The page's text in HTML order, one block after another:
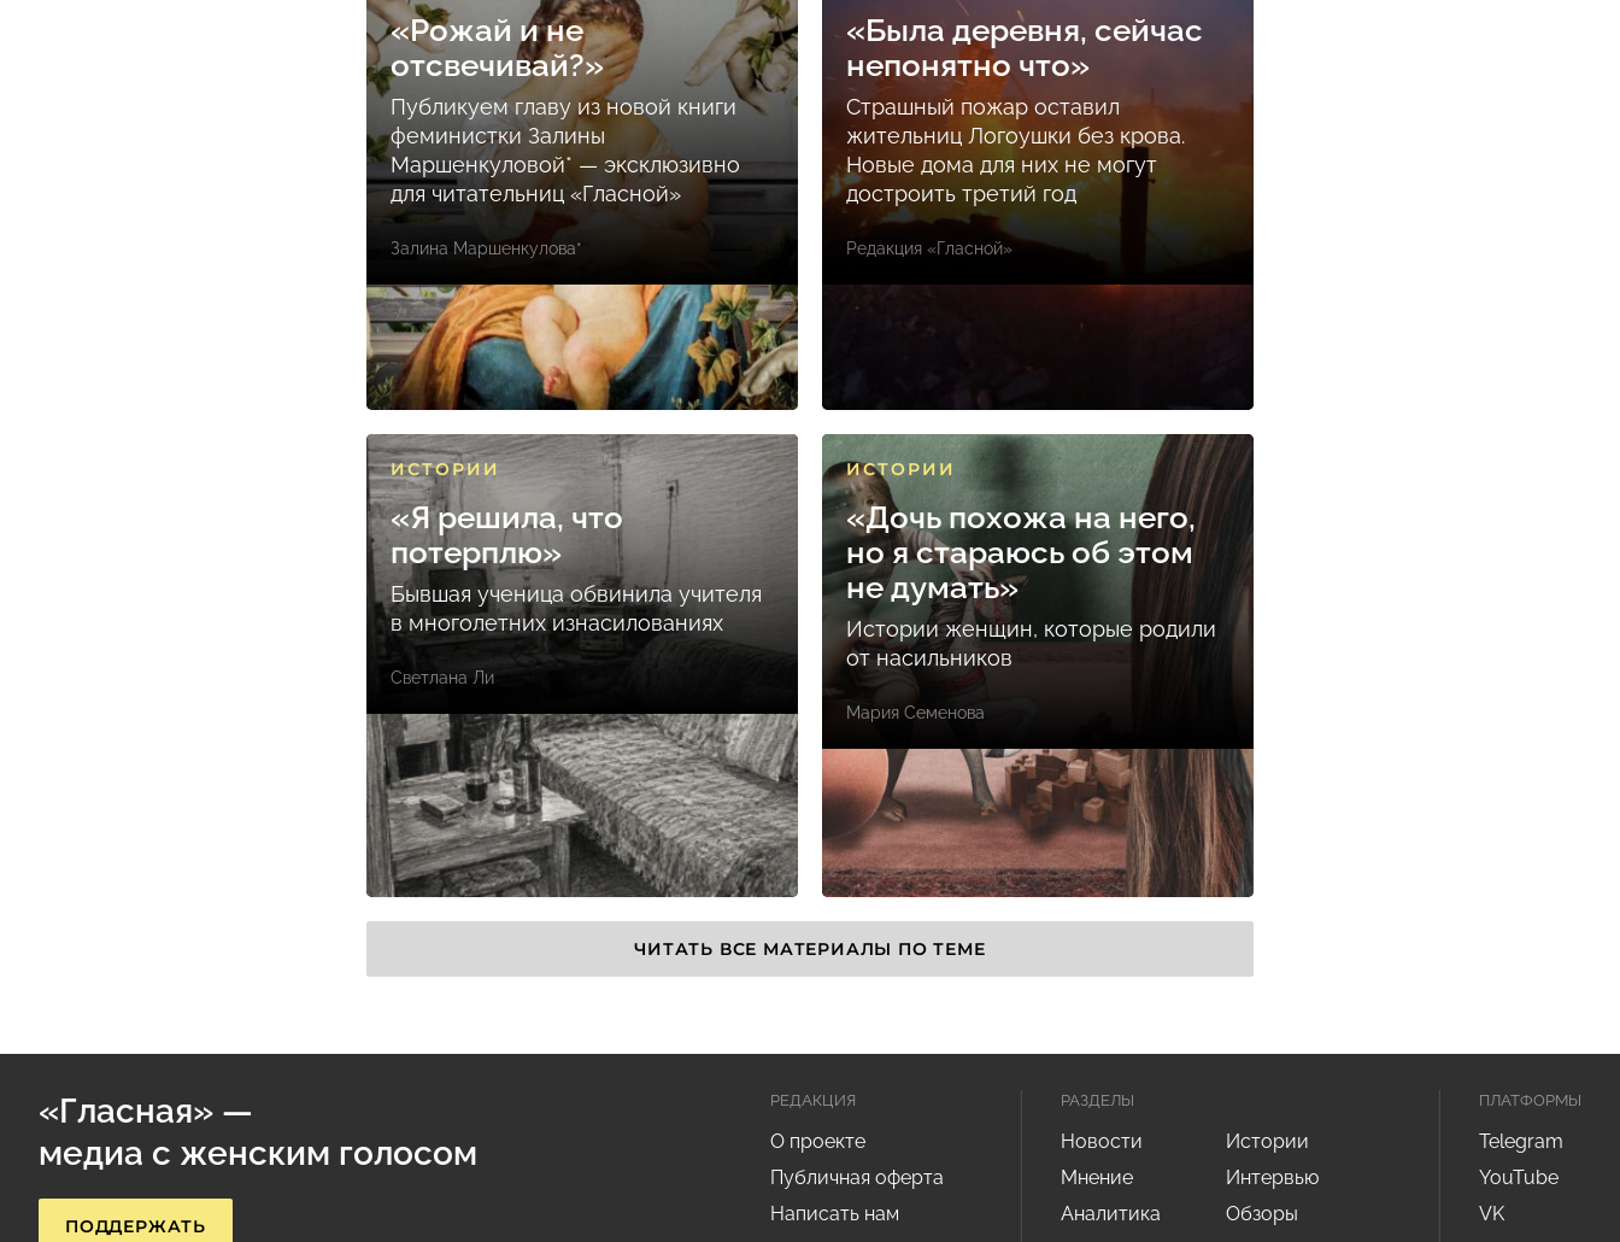
«Рожай и не
отсвечивай?»
Публикуем главу из новой книги
феминистки Залины
Маршенкуловой* — эксклюзивно
для читательниц «Гласной»
Залина Маршенкулова*
«Была деревня, сейчас
непонятно что»
Страшный пожар оставил
жительниц Логоушки без крова.
Новые дома для них не могут
достроить третий год
Редакция «Гласной»
ИСТОРИИ
«Я решила, что
потерплю»
Бывшая ученица обвинила учителя
в многолетних изнасилованиях
Светлана Ли
ИСТОРИИ
«Дочь похожа на него,
но я стараюсь об этом
не думать»
Истории женщин, которые родили
от насильников
Мария Семенова
ЧИТАТЬ ВСЕ МАТЕРИАЛЫ ПО ТЕМЕ
«Гласная» —
медиа с женским голосом
ПОДДЕРЖАТЬ
РЕДАКЦИЯ
О проекте
Публичная оферта
Написать нам
РАЗДЕЛЫ
Новости
Истории
Мнение
Интервью
Аналитика
Обзоры
ПЛАТФОРМЫ
Telegram
YouTube
VK